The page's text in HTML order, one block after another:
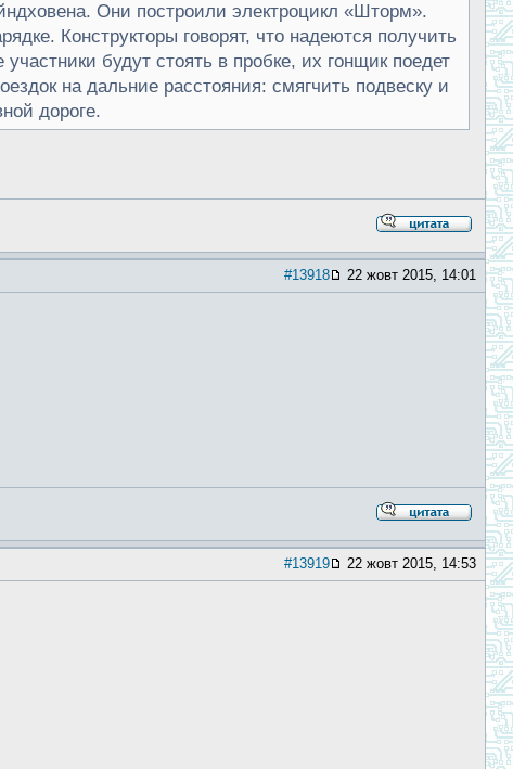
Они построили электроцикл «Шторм».
Конструкторы говорят, что надеются получить
будут стоять в пробке, их гонщик поедет
на дальние расстояния: смягчить подвеску и
дороге.
#13918 22 жовт 2015, 14:01
#13919 22 жовт 2015, 14:53